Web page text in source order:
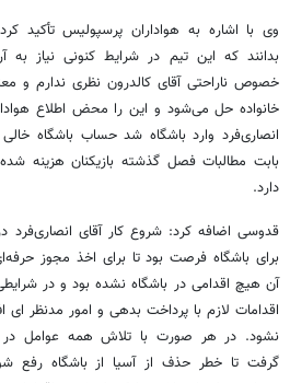
وی با اشاره به هواداران پرسپولیس تأکید
بدانند که این تیم در شرایط کنونی نیاز
خصوص ناراحتی آقای کالدرون نظری ندارم و
خانواده حل می‌شود و این را محض اطلاع
انصاری‌فرد وارد باشگاه شد حساب باشگاه
بابت مطالبات فصل گذشته بازیکنان هزینه
دارد.
قدوسی اضافه کرد: شروع کار آقای
برای باشگاه فرصت بود تا برای اخذ مجوز
آن هیچ اقدامی در باشگاه نشده بود و در
اقدامات لازم با پرداخت بدهی و امور مدنظر
نشود. در هر صورت با تلاش همه عوامل در
گرفت تا خطر حذف از آسیا از باشگاه رفع